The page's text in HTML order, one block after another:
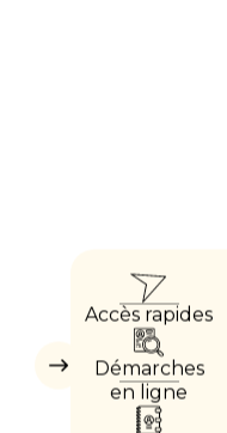
Masquer
Accès rapides
Démarches
en ligne